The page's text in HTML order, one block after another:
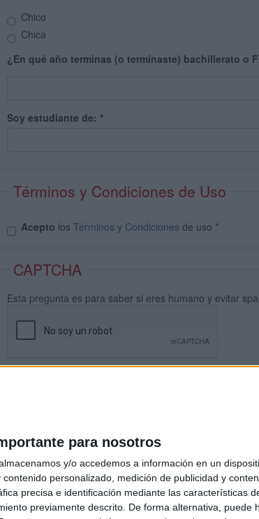
para nosotros
y/o accedemos a información en un
personalizado, medición de publicidad y
precisa e identificación mediante las características
previamente descrito. De forma alternativa,
Chico
Chica
¿En qué año terminas (o terminaste) bachillerato o
Soy estudiante de: *
Términos y Condiciones de Uso
Acepto los Términos y Condiciones de uso *
CAPTCHA
Esta pregunta es para saber si eres humano y evitar
Aviso legal|Politica